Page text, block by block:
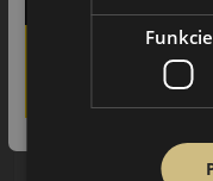
Údaje štítku EPREL:
Funkcie